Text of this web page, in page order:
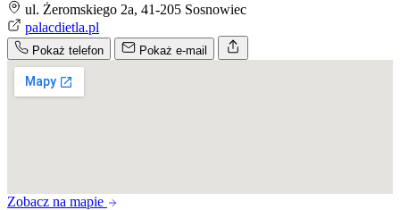
ul. Żeromskiego 2a, 41-205 Sosnowiec
palacdietla.pl
Pokaż telefon Pokaż e-mail
Zobacz na mapie